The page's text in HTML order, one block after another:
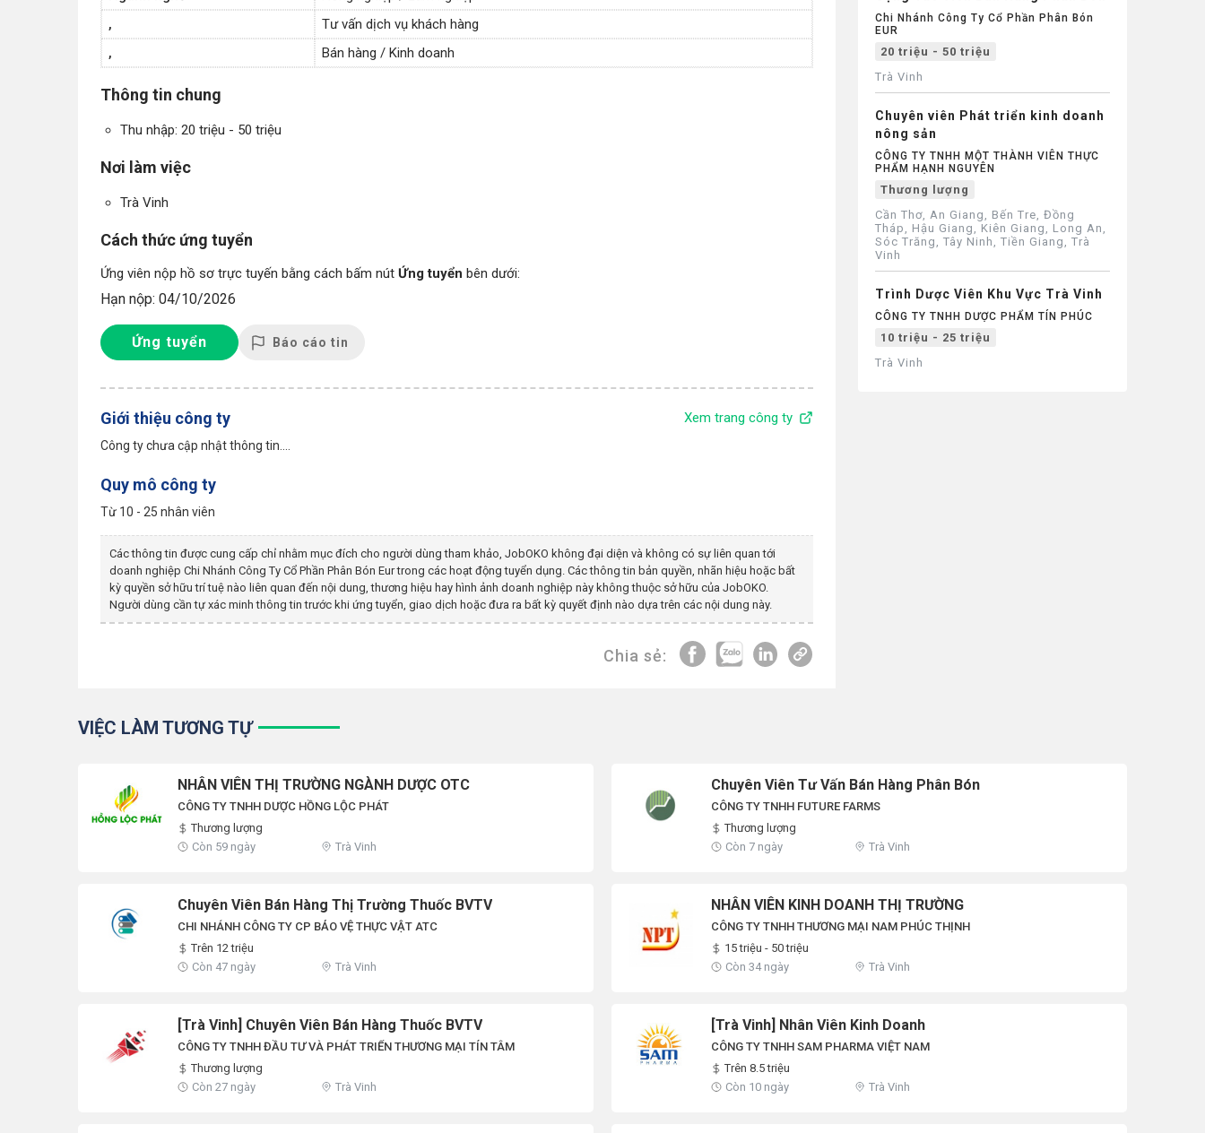
,
Tư vấn dịch vụ khách hàng
,
Bán hàng / Kinh doanh
Thông tin chung
Thu nhập: 20 triệu - 50 triệu
Nơi làm việc
Trà Vinh
Cách thức ứng tuyển
Ứng viên nộp hồ sơ trực tuyến bằng cách bấm nút Ứng tuyển bên dưới:
Hạn nộp: 04/10/2026
Ứng tuyển Báo cáo tin
Giới thiệu công ty Xem trang công ty
Công ty chưa cập nhật thông tin....
Quy mô công ty
Từ 10 - 25 nhân viên
Các thông tin được cung cấp chỉ nhằm mục đích cho người dùng tham khảo, JobOKO không đại diện và không có sự liên quan tới
doanh nghiệp Chi Nhánh Công Ty Cổ Phần Phân Bón Eurtrong các hoạt động tuyển dụng. Các thông tin bản quyền, nhãn hiệu hoặc bất
kỳ quyền sở hữu trí tuệ nào liên quan đến nội dung, thương hiệu hay hình ảnh doanh nghiệp này không thuộc sở hữu của JobOKO.
Người dùng cần tự xác minh thông tin trước khi ứng tuyển, giao dịch hoặc đưa ra bất kỳ quyết định nào dựa trên các nội dung này.
Chia sẻ:
Chi Nhánh Công Ty Cổ Phần Phân Bón
EUR
20 triệu - 50 triệu
Trà Vinh
Chuyên viên Phát triển kinh doanh
nông sản
CÔNG TY TNHH MỘT THÀNH VIÊN THỰC
PHẨM HẠNH NGUYÊN
Thương lượng
Cần Thơ, An Giang, Bến Tre, Đồng
Tháp, Hậu Giang, Kiên Giang, Long An,
Sóc Trăng, Tây Ninh, Tiền Giang, Trà
Vinh
Trình Dược Viên Khu Vực Trà Vinh
CÔNG TY TNHH DƯỢC PHẨM TÍN PHÚC
10 triệu - 25 triệu
Trà Vinh
VIỆC LÀM TƯƠNG TỰ
NHÂN VIÊN THỊ TRƯỜNG NGÀNH DƯỢC OTC
CÔNG TY TNHH DƯỢC HỒNG LỘC PHÁT
Thương lượng
Còn 59 ngày
Trà Vinh
Chuyên Viên Tư Vấn Bán Hàng Phân Bón
CÔNG TY TNHH FUTURE FARMS
Thương lượng
Còn 7 ngày
Trà Vinh
Chuyên Viên Bán Hàng Thị Trường Thuốc BVTV
CHI NHÁNH CÔNG TY CP BẢO VỆ THỰC VẬT ATC
Trên 12 triệu
Còn 47 ngày
Trà Vinh
NHÂN VIÊN KINH DOANH THỊ TRƯỜNG
CÔNG TY TNHH THƯƠNG MẠI NAM PHÚC THỊNH
15 triệu - 50 triệu
Còn 34 ngày
Trà Vinh
[Trà Vinh] Chuyên Viên Bán Hàng Thuốc BVTV
CÔNG TY TNHH ĐẦU TƯ VÀ PHÁT TRIỂN THƯƠNG MẠI TÍN TÂM
Thương lượng
Còn 27 ngày
Trà Vinh
[Trà Vinh] Nhân Viên Kinh Doanh
CÔNG TY TNHH SAM PHARMA VIỆT NAM
Trên 8.5 triệu
Còn 10 ngày
Trà Vinh